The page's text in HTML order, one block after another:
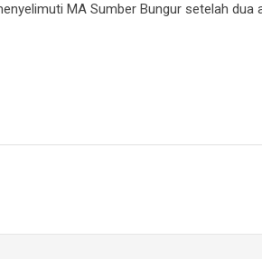
MA Sumber Bungur setelah